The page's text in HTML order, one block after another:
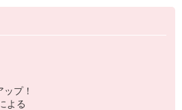
あり
に寄り添い、ゆっくりと時間をかけな
きること、他業種との協力や連携を図
も魅力です。お客様から感謝の言葉を
いにもつながります。日勤の勤務でワ
た働き方ができます。
プ！
よる